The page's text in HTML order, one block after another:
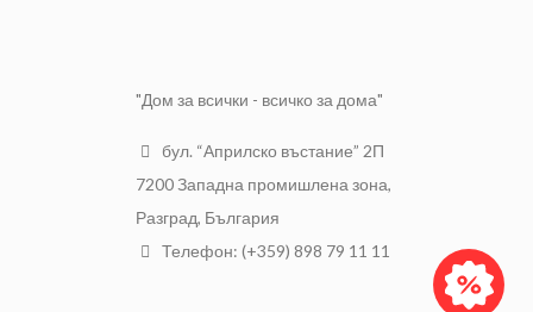
"Дом за всички - всичко за дома"
бул. “Априлско въстание” 2П
7200 Западна промишлена зона,
Разград, България
Телефон: (+359) 898 79 11 11